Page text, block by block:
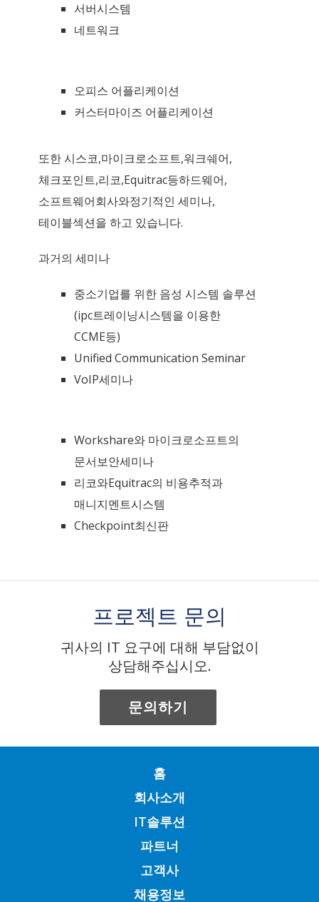
서버시스템
네트워크
오피스 어플리케이션
커스터마이즈 어플리케이션
또한 시스코,마이크로소프트,워크쉐어,
체크포인트,리코,Equitrac등하드웨어,
소프트웨어회사와정기적인 세미나,
테이블섹션을 하고 있습니다.
과거의 세미나
중소기업를 위한 음성 시스템 솔루션
(ipc트레이닝시스템을 이용한
CCME등)
Unified Communication Seminar
VoIP세미나
Workshare와 마이크로소프트의
문서보안세미나
리코와Equitrac의 비용추적과
매니지멘트시스템
Checkpoint최신판
프로젝트 문의
귀사의 IT 요구에 대해 부담없이
상담해주십시오.
문의하기
홈
회사소개
IT솔루션
파트너
고객사
채용정보